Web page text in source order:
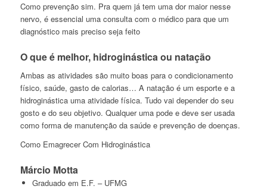
Como prevenção sim. Pra quem já tem uma dor maior nesse
nervo, é essencial uma consulta com o médico para que um
diagnóstico mais preciso seja feito
O que é melhor, hidroginástica ou natação
Ambas as atividades são muito boas para o condicionamento
físico, saúde, gasto de calorias… A natação é um esporte e a
hidroginástica uma atividade física. Tudo vai depender do seu
gosto e do seu objetivo. Qualquer uma pode e deve ser usada
como forma de manutenção da saúde e prevenção de doenças.
Como Emagrecer Com Hidroginástica
Márcio Motta
Graduado em E.F. – UFMG